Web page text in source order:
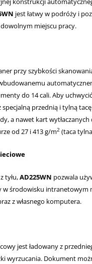
jest łatwy w podróży i
miejscu pracy.
przy szybkości
do 14 cali. Aby
specjalną przednią i tylną
a nawet kart
od 27 i 413 g/m2(taca
tyłu,AD225WN pozwala
w środowisku intranetowym
z własnego komputera.
jest ładowany z
wyrzucania. Dokument